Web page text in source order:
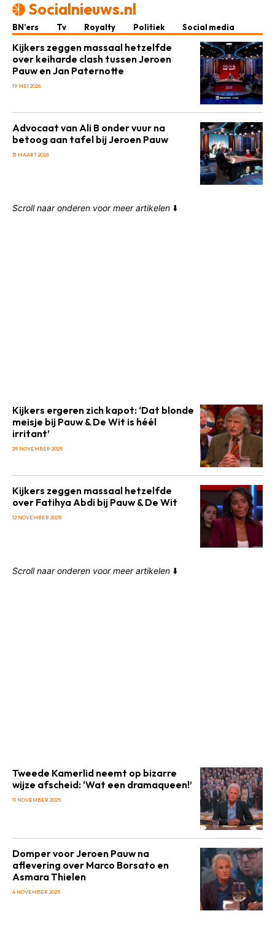
Socialnieuws.nl
BN’ers Tv Royalty Politiek Social media
Kijkers zeggen massaal hetzelfde
over keiharde clash tussen Jeroen
Pauw en Jan Paternotte
19 MEI 2026
Advocaat van Ali B onder vuur na
betoog aan tafel bij Jeroen Pauw
31 MAART 2026
Scroll naar onderen voor meer artikelen ⬇️
Kijkers ergeren zich kapot: ‘Dat blonde
meisje bij Pauw & De Wit is héél
irritant’
29 NOVEMBER 2025
Kijkers zeggen massaal hetzelfde
over Fatihya Abdi bij Pauw & De Wit
12 NOVEMBER 2025
Scroll naar onderen voor meer artikelen ⬇️
Tweede Kamerlid neemt op bizarre
wijze afscheid: ‘Wat een dramaqueen!’
11 NOVEMBER 2025
Domper voor Jeroen Pauw na
aflevering over Marco Borsato en
Asmara Thielen
4 NOVEMBER 2025